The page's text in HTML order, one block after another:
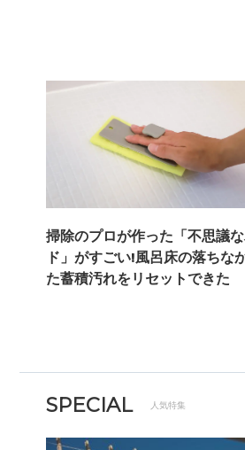
掃除のプロが作った「不思議
ド」がすごい!風呂床の落ちな
た蓄積汚れをリセットできた
SPECIAL 人気特集